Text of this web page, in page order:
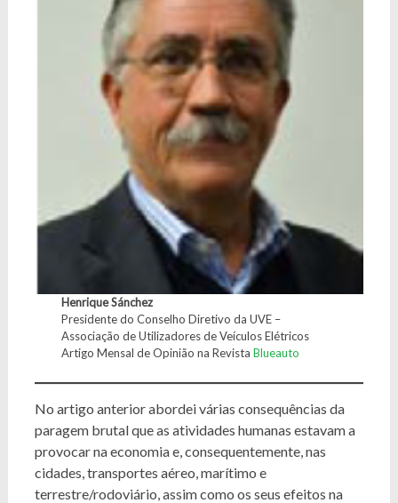
Henrique Sánchez
Presidente do Conselho Diretivo da UVE –
Associação de Utilizadores de Veículos Elétricos
Artigo Mensal de Opinião na Revista Blueauto
No artigo anterior abordei várias consequências da
paragem brutal que as atividades humanas estavam a
provocar na economia e, consequentemente, nas
cidades, transportes aéreo, marítimo e
terrestre/rodoviário, assim como os seus efeitos na